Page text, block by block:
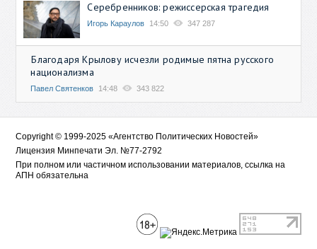
Серебренников: режиссерская трагедия
Игорь Караулов 14:50 347 287
Благодаря Крылову исчезли родимые пятна русского
национализма
Павел Святенков 14:48 343 822
Copyright © 1999-2025 «Агентство Политических Новостей»
Лицензия Минпечати Эл. №77-2792
При полном или частичном использовании материалов, ссылка на
АПН обязательна